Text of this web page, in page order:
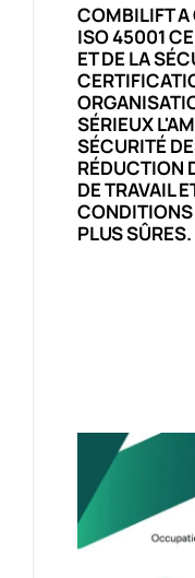
COMBILIFT A
ISO 45001
ET DE LA
SÉRIEUX
SÉCURITÉ
RÉDUCTION
DE TRAVAIL
CONDITIONS
PLUS SÛRES.